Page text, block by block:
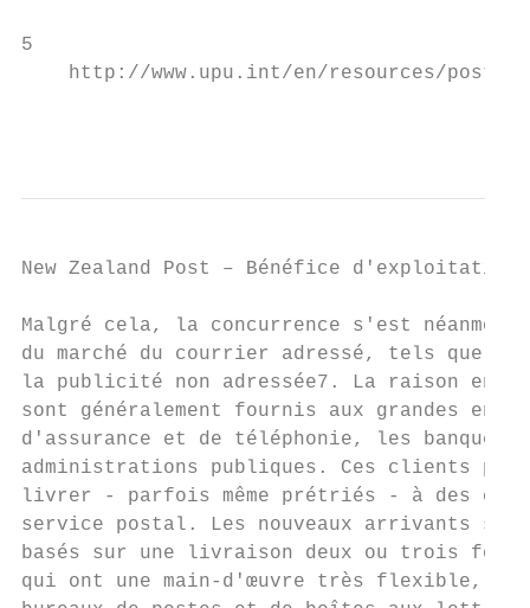
5
http://www.upu.int/en/resources/
New Zealand Post – Bénéfice
Malgré cela, la concurrence s'est
du marché du courrier adressé, tels que
la publicité non adressée7. La raison en
sont généralement fournis aux grandes
d'assurance et de téléphonie, les
administrations publiques. Ces clients
livrer - parfois même prétriés - à des
service postal. Les nouveaux arrivants sur
basés sur une livraison deux ou trois fois
qui ont une main-d'œuvre très flexible,